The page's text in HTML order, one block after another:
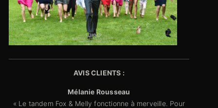
AVIS CLIENTS :
Mélanie Rousseau
« Le tandem Fox & Melly fonctionne à merveille. Pour